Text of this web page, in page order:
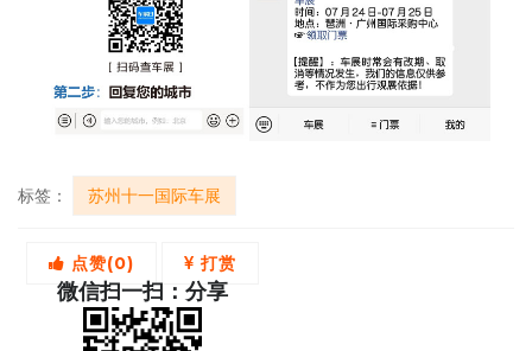
标签： 苏州十一国际车展
点赞(0) 打赏
微信扫一扫：分享